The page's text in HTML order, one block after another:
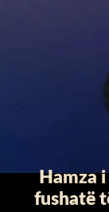
Hamza
fushatë